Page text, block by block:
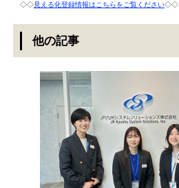
◇◇見える化登録情報はこちらをご覧ください◇◇
他の記事